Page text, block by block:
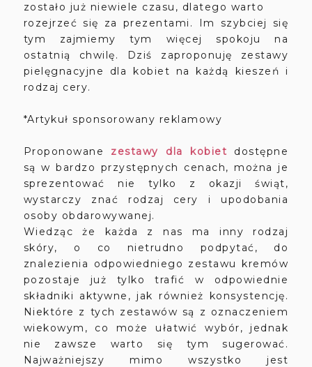
zostało już niewiele czasu, dlatego warto
rozejrzeć się za prezentami. Im szybciej się
tym zajmiemy tym więcej spokoju na
ostatnią chwilę. Dziś zaproponuję zestawy
pielęgnacyjne dla kobiet na każdą kieszeń i
rodzaj cery.
*Artykuł sponsorowany reklamowy
Proponowane zestawy dla kobiet dostępne
są w bardzo przystępnych cenach, można je
sprezentować nie tylko z okazji świąt,
wystarczy znać rodzaj cery i upodobania
osoby obdarowywanej.
Wiedząc że każda z nas ma inny rodzaj
skóry, o co nietrudno podpytać, do
znalezienia odpowiedniego zestawu kremów
pozostaje już tylko trafić w odpowiednie
składniki aktywne, jak również konsystencję.
Niektóre z tych zestawów są z oznaczeniem
wiekowym, co może ułatwić wybór, jednak
nie zawsze warto się tym sugerować.
Najważniejszy mimo wszystko jest